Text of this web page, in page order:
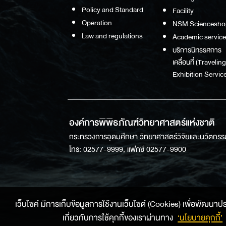
Policy and Standard
Operation
Law and regulations
Facility
NSM
Academic service
บริการนิทรรศการ
เคลื่อนที่ (Traveling
Exhibition
องค์การพิพิธภัณฑ์วิทยาศาสตร์แห่งชาติ
กระทรวงการอุดมศึกษา วิทยาศาสตร์วิจัยและนวัตก
โทร: 02577-9999, แฟกซ์ 02577-9900
เว็บไซค์ มีการเก็บข้อมูลการใช้งานเว็บไซต์ (Cookies) เพื่อพัฒน
เกี่ยวกับการใช้คุกกี้ของเราผ่านทาง ‘นโยบายคุกกี้’